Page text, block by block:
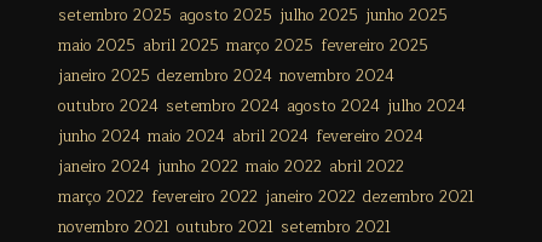
setembro 2025 agosto 2025 julho 2025 junho 2025
maio 2025 abril 2025 março 2025 fevereiro 2025
janeiro 2025 dezembro 2024 novembro 2024
outubro 2024 setembro 2024 agosto 2024 julho 2024
junho 2024 maio 2024 abril 2024 fevereiro 2024
janeiro 2024 junho 2022 maio 2022 abril 2022
março 2022 fevereiro 2022 janeiro 2022 dezembro 2021
novembro 2021 outubro 2021 setembro 2021